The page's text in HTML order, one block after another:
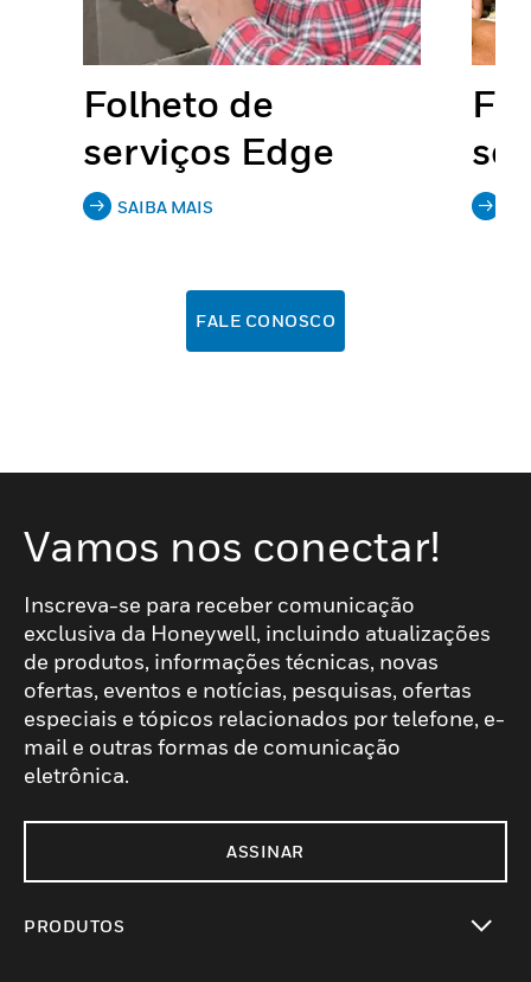
Folheto de
serviços Edge
SAIBA MAIS
FALE CONOSCO
Vamos nos conectar!
Inscreva-se para receber comunicação
exclusiva da Honeywell, incluindo atualizações
de produtos, informações técnicas, novas
ofertas, eventos e notícias, pesquisas, ofertas
especiais e tópicos relacionados por telefone, e-
mail e outras formas de comunicação
eletrônica.
ASSINAR
PRODUTOS